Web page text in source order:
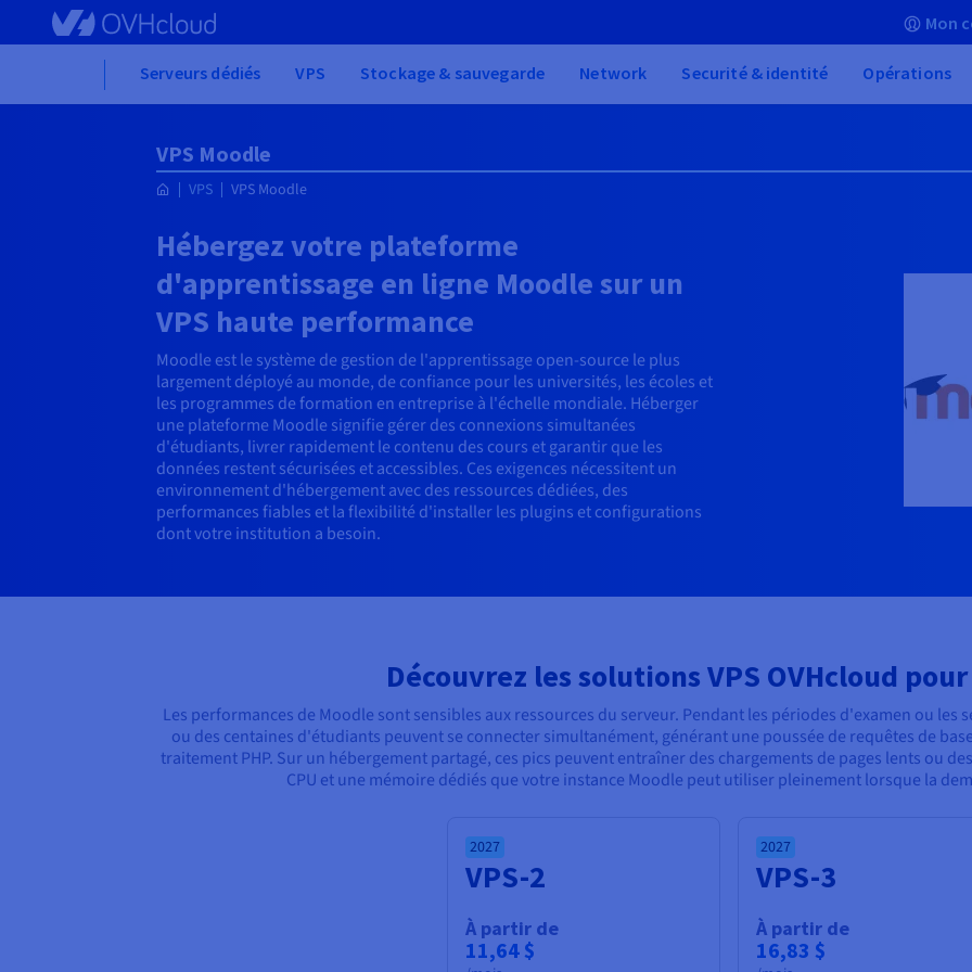
Skip to main content Mon
Serveurs dédiés VPS Stockage & sauvegarde Network Securité & identité Opérations
VPS Moodle
VPS VPS Moodle
Hébergez votre plateforme
d'apprentissage en ligne Moodle sur un
VPS haute performance
Moodle est le système de gestion de l'apprentissage open-source le plus
largement déployé au monde, de confiance pour les universités, les écoles et
les programmes de formation en entreprise à l'échelle mondiale. Héberger
une plateforme Moodle signifie gérer des connexions simultanées
d'étudiants, livrer rapidement le contenu des cours et garantir que les
données restent sécurisées et accessibles. Ces exigences nécessitent un
environnement d'hébergement avec des ressources dédiées, des
performances fiables et la flexibilité d'installer les plugins et configurations
dont votre institution a besoin.
Découvrez les solutions VPS OVHcloud
Les performances de Moodle sont sensibles aux ressources du serveur. Pendant les périodes d'examen ou les
ou des centaines d'étudiants peuvent se connecter simultanément, générant une poussée de requêtes de
traitement PHP. Sur un hébergement partagé, ces pics peuvent entraîner des chargements de pages lents ou
CPU et une mémoire dédiés que votre instance Moodle peut utiliser pleinement lorsque la
2027
VPS-2
À partir de
11,64 $
2027
VPS-3
À partir de
16,83 $